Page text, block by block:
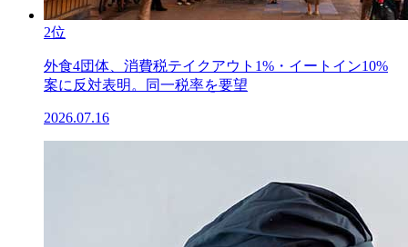
2位
外食4団体、消費税テイクアウト1%・イートイン10%
案に反対表明。同一税率を要望
2026.07.16